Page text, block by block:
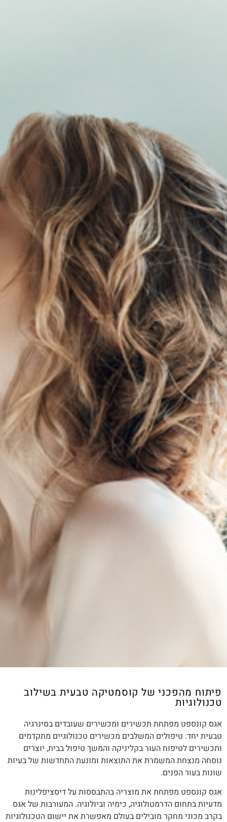
פיתוח מהפכני של קוסמטיקה טבעית בשילוב
טכנולוגיות
אגס קונספט מפתחת תכשירים ומכשירים שעובדים בסינרגיה
טבעית יחד. טיפולים המשלבים מכשירים טכנולוגיים מתקדמים
ותכשירים לטיפוח העור בקליניקה והמשך טיפול בבית, יוצרים
נוסחה מנצחת המשמרת את התוצאות ומונעת התחדשות של בעיות
שונות בעור הפנים.
אגס קונספט מפתחת את מוצריה בהתבססות על דיסציפלינות
מדעיות בתחום הדרמטולוגיה, כימיה וביולוגיה. המעורבות של אגס
בקרב מכוני מחקר מובילים בעולם מאפשרת את יישום הטכנולוגיות